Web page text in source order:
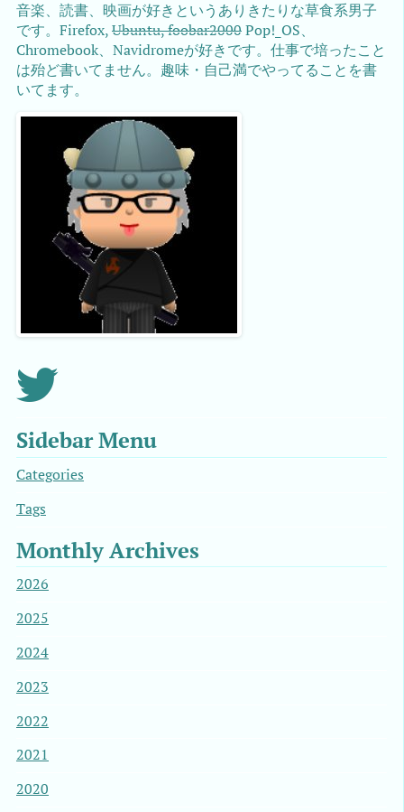
音楽、読書、映画が好きというありきたりな草食系男子
です。Firefox,Ubuntu, foobar2000Pop!_OS、
Chromebook、Navidromeが好きです。仕事で培ったこと
は殆ど書いてません。趣味・自己満でやってることを書
いてます。
Sidebar Menu
Categories
Tags
Monthly Archives
2026
2025
2024
2023
2022
2021
2020